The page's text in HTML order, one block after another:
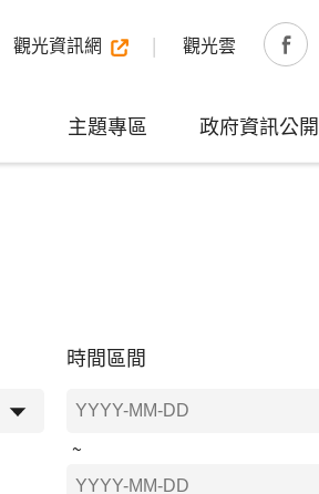
觀光資訊網 觀光雲
主題專區 政府資訊公開
時間區間